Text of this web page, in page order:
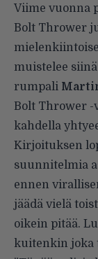
Viime vuonna
Bolt Thrower
muistelee
rumpali
Bolt Thrower -
kahdella
Kirjoituksen
suunnitelmia
ennen
jäädä vielä
oikein pitää.
kuitenkin joka